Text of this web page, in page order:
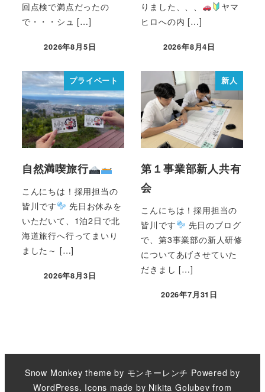
回点検で満点だったの
で・・・シュ […]
2026年8月5日
りました、、、
ヤマ
ヒロへの内 […]
2026年8月4日
プライベート
自然満喫旅行
こんにちは！採用担当の
皆川です
先日お休みを
いただいて、1泊2日で北
海道旅行へ行ってまいり
ました～ […]
2026年8月3日
新人
第１事業部新人共有
会
こんにちは！採用担当の
皆川です
先日のブログ
で、第3事業部の新人研修
についてあげさせていた
だきまし […]
2026年7月31日
Snow Monkey theme by モンキーレンチ Powered by
WordPress. Icons made by Nikita Golubev from